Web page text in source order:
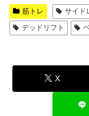
筋トレ サイド
デッドリフト
X